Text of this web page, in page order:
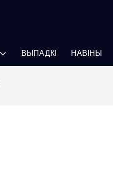
ВЫПАДКІ НАВІНЫ